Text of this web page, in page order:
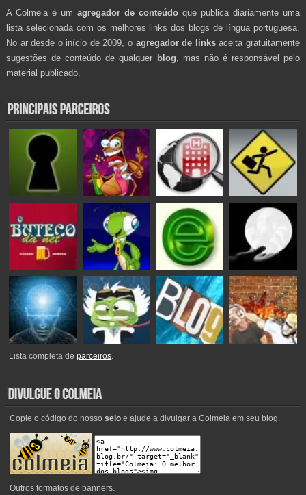
A Colmeia é um agregador de conteúdo que publica diariamente uma
lista selecionada com os melhores links dos blogs de língua portuguesa.
No ar desde o início de 2009, o agregador de linksaceita gratuitamente
sugestões de conteúdo de qualquer blog , mas não é responsável pelo
material publicado.
Lista completa deparceiros.
Copie o código do nosso seloe ajude a divulgar a Colmeia em seu blog.
Outros formatos de banners.